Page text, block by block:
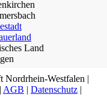
Land
Nordrhein-Westfalen |
| AGB | Datenschutz |